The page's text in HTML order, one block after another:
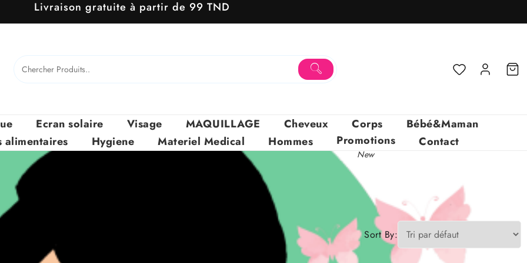
Livraison gratuite à partir de 99 TND
Ecran solaire Visage MAQUILLAGE Cheveux Corps
Bébé&Maman
alimentaires
Hygiene Materiel Medical Hommes Promotions
New
Contact
Sort By: